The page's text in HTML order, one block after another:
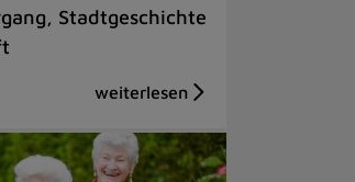
Stadtgeschichte